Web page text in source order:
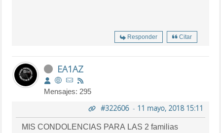
Responder Citar
EA1AZ
Mensajes: 295
#322606- 11 mayo, 2018 15:11
MIS CONDOLENCIAS PARA LAS 2 familias